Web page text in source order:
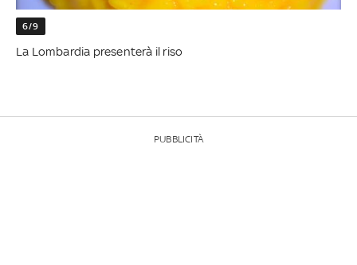
6/9
La Lombardia presenterà il riso
PUBBLICITÀ